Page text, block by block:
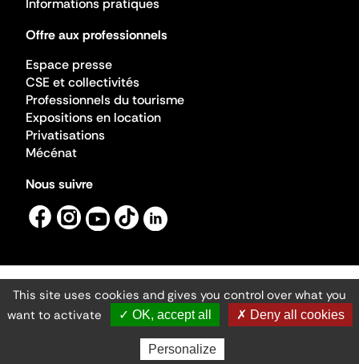
Informations pratiques
Offre aux professionnels
Espace presse
CSE et collectivités
Professionnels du tourisme
Expositions en location
Privatisations
Mécénat
Nous suivre
Mentions légales
Gestion des cookies
Accessibilité numérique
Ministère de la Culture ©2026
- Cité de l'architecture et du patrimoine
This site uses cookies and gives you control over what you
want to activate
✓ OK, accept all ✗ Deny all cookies
Personalize